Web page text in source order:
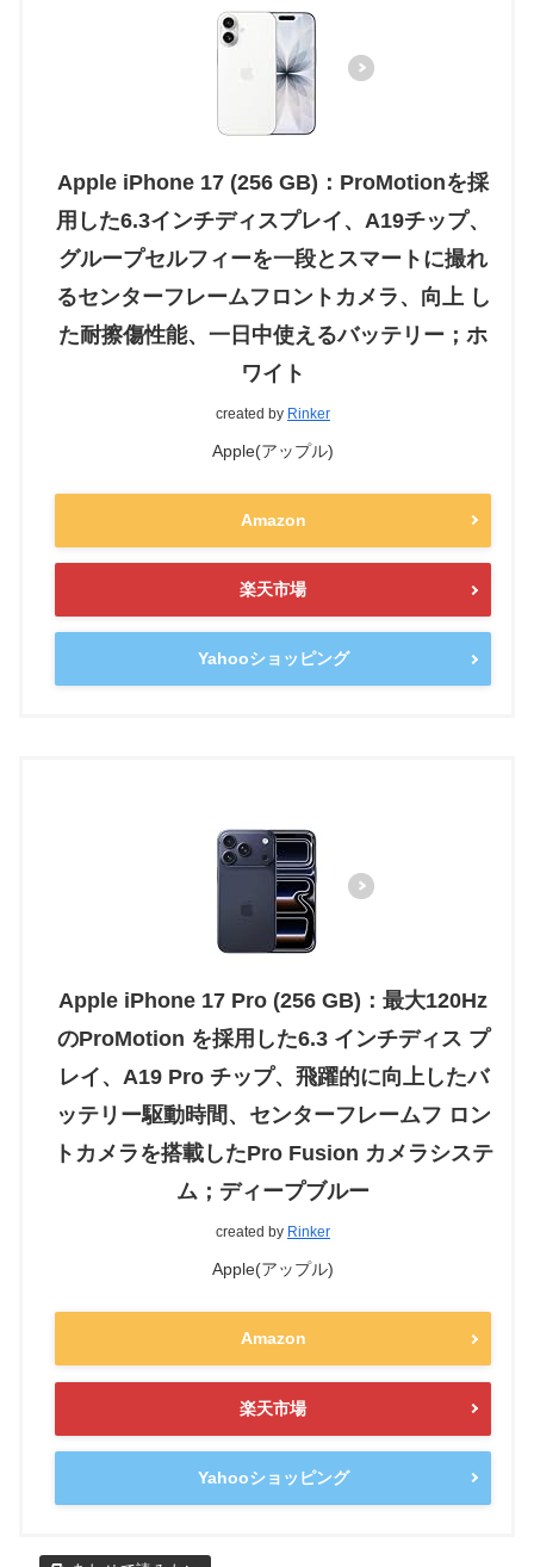
Apple iPhone 17 (256 GB)：ProMotionを採
用した6.3インチディスプレイ、A19チップ、
グループセルフィーを一段とスマートに撮れ
るセンターフレームフロントカメラ、向上 し
た耐擦傷性能、一日中使えるバッテリー；ホ
ワイト
created by Rinker
Apple(アップル)
Amazon
楽天市場
Yahooショッピング
Apple iPhone 17 Pro (256 GB)：最大120Hz
のProMotion を採用した6.3 インチディス プ
レイ、A19 Pro チップ、飛躍的に向上したバ
ッテリー駆動時間、センターフレームフ ロン
トカメラを搭載したPro Fusion カメラシステ
ム；ディープブルー
created by Rinker
Apple(アップル)
Amazon
楽天市場
Yahooショッピング